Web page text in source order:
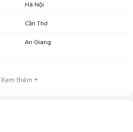
Hà Nội
Cần Thơ
An Giang
Xem thêm